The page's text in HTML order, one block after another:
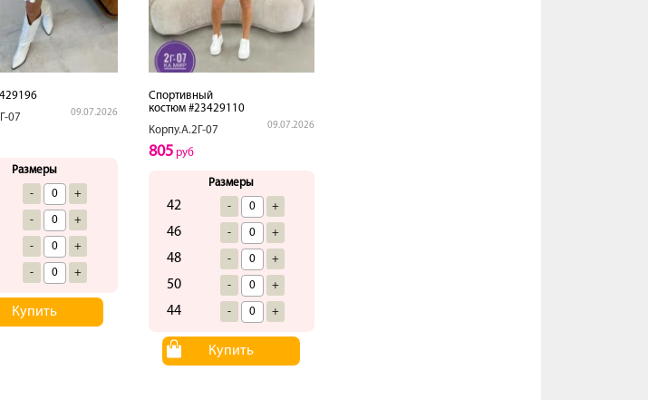
07
09.07.2026
Размеры
- +
- +
- +
- +
Купить
Спортивный
костюм #23429110
Корпу.А.2Г-07
09.07.2026
805руб
Размеры
42 - +
46 - +
48 - +
50 - +
44 - +
Купить